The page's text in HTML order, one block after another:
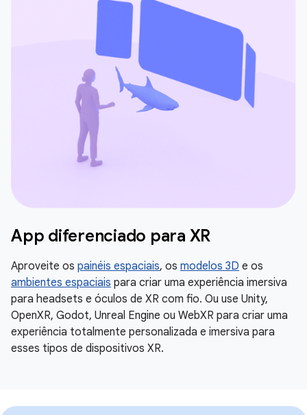
App diferenciado para XR
Aproveite os painéis espaciais, os modelos 3D e os
ambientes espaciais para criar uma experiência imersiva
para headsets e óculos de XR com fio. Ou use Unity,
OpenXR, Godot, Unreal Engine ou WebXR para criar uma
experiência totalmente personalizada e imersiva para
esses tipos de dispositivos XR.